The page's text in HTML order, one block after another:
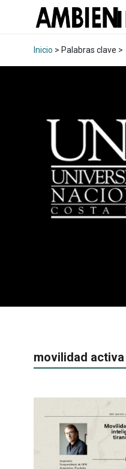
Inicio > Palabras clave >
movilidad activa